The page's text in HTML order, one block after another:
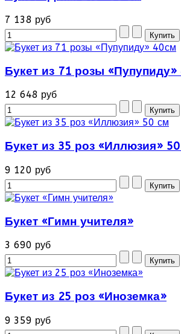
7 138 руб
Букет из 71 розы «Пупупиду»
12 648 руб
Букет из 35 роз «Иллюзия»
9 120 руб
Букет «Гимн учителя»
3 690 руб
Букет из 25 роз «Иноземка»
9 359 руб